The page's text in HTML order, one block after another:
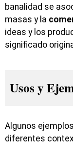
banalidad se
masas y la
ideas y los
significado
Usos y
Algunos
diferentes